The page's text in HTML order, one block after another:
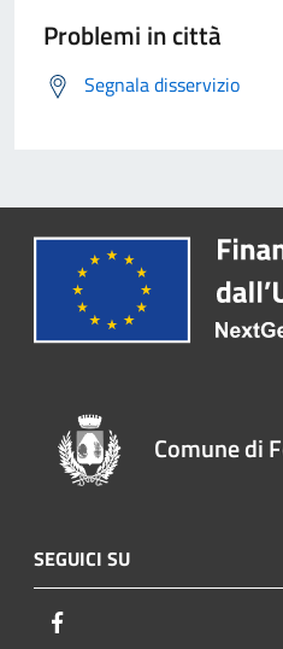
Problemi in città
Segnala disservizio
Comune di
SEGUICI SU